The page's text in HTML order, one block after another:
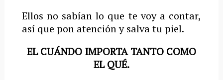
Ellos no sabían lo que te voy a contar,
así que pon atención y salva tu piel.
EL CUÁNDO IMPORTA TANTO COMO
EL QUÉ.